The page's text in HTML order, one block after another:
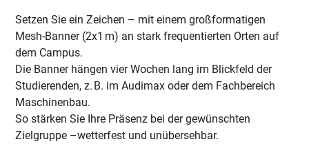
Setzen Sie ein Zeichen – mit einem großformatigen
Mesh-Banner (2x1 m) an stark frequentierten Orten auf
dem Campus.
Die Banner hängen vier Wochen lang im Blickfeld der
Studierenden, z. B. im Audimax oder dem Fachbereich
Maschinenbau.
So stärken Sie Ihre Präsenz bei der gewünschten
Zielgruppe –wetterfest und unübersehbar.